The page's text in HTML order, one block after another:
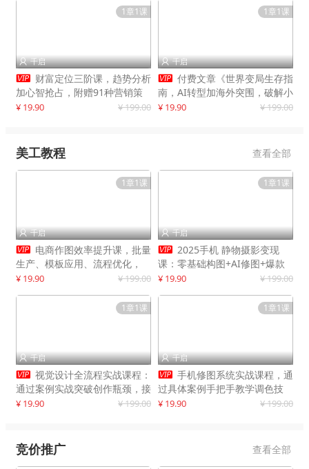
1章1课
 千启
 财富定位三阶课，趋势分析
加心智抢占，附赠91种营销策
略模型
¥ 19.90 ¥ 199.00
1章1课
 千启
 付费文章《世界变局生存指
南，AI转型加海外突围，破解小
城市生存陷阱》
¥ 19.90 ¥ 199.00
美工教程 查看全部
1章1课
 千启
 电商作图效率提升课，批量
生产、模板应用、流程优化，
20+细分品类实操案例，月赚3
¥ 19.90 ¥ 199.00
1章1课
 千启
 2025手机 静物摄影变现
课：零基础构图+AI修图+爆款
创作
¥ 19.90 ¥ 199.00
1章1课
 千启
 视觉设计全流程实战课程：
通过案例实战突破创作瓶颈，接
单月入20000+
¥ 19.90 ¥ 199.00
1章1课
 千启
 手机修图系统实战课程，通
过具体案例手把手教学调色技
巧，实现副业变现
¥ 19.90 ¥ 199.00
竞价推广 查看全部